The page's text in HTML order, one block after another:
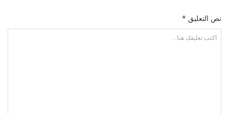
نص التعليق *